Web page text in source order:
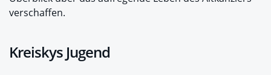
verschaffen.
Kreiskys Jugend